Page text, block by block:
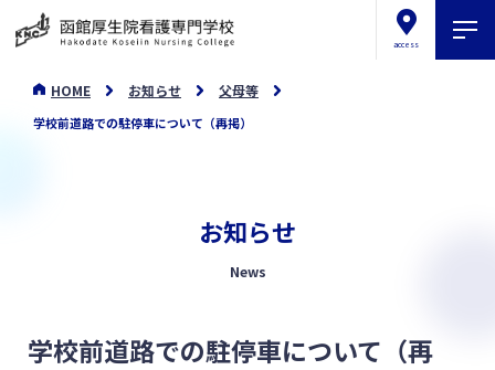
access
HOME お知らせ 父母等
学校前道路での駐停車について（再掲）
お知らせ
News
学校前道路での駐停車について（再